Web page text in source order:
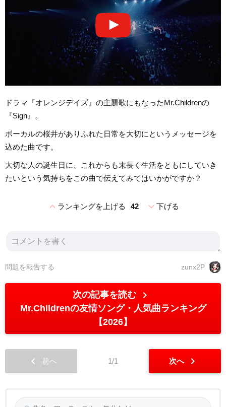
ドラマ『オレンジデイズ』の主題歌にもなったMr.Childrenの
『Sign』。
ボーカルの桜井がありふれた日常を大切にというメッセージを
込めた曲です。
大切な人の誕生日に、これからも末長く生活をともにしていき
たいという気持ちをこの曲で伝えてみてはいかがですか？
expand_lessランキングを上げる 42 expand_more下げる
zunx2P
問題を報告する
次の記事を読む chevron_right
Mr.Childrenの友情ソング・人気曲ランキング
【2026】
chevron_left 前へ 1/1 次へ chevron_right